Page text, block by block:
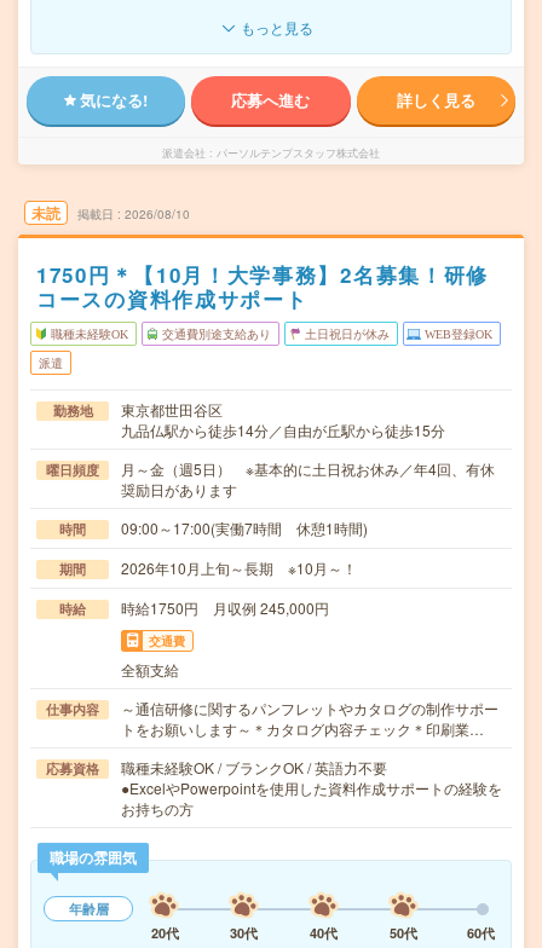
もっと見る
気になる! 応募へ進む 詳しく見る
派遣会社 パーソルテンプスタッフ株式会社
未読 掲載日 2026/08/10
1750円＊【10月！大学事務】2名募集！研修
コースの資料作成サポート
職種未経験OK 交通費別途支給あり 土日祝日が休み WEB登録OK
派遣
勤務地
東京都世田谷区
九品仏駅から徒歩14分／自由が丘駅から徒歩15分
曜日頻度
月～金（週5日） ※基本的に土日祝お休み／年4回、有休
奨励日があります
時間 09:00～17:00(実働7時間 休憩1時間)
期間 2026年10月上旬～長期 ※10月～！
時給 時給1750円 月収例 245,000円
交通費
全額支給
仕事内容
～通信研修に関するパンフレットやカタログの制作サポー
トをお願いします～＊カタログ内容チェック＊印刷業…
応募資格
職種未経験OK / ブランクOK / 英語力不要
●ExcelやPowerpointを使用した資料作成サポートの経験を
お持ちの方
職場の雰囲気
年齢層
20代
30代 40代 50代
60代